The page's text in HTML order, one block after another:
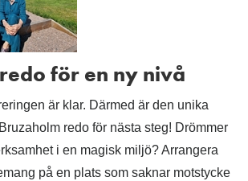
för en ny nivå
är klar. Därmed är den unika
redo för nästa steg! Drömmer
i en magisk miljö? Arrangera
på en plats som saknar motstycke